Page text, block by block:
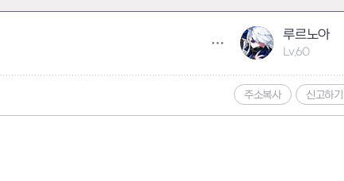
루르노아
Lv.60
주소복사 신고하기